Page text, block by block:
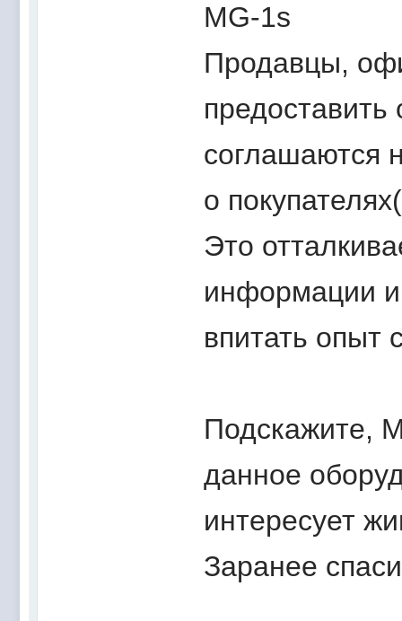
MG-1s
Продавцы,
соглашаются
о
Это
информации
впитать опыт
Подскажите,
данное
интересует
Заранее